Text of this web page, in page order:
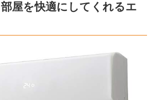
屋を快適にしてくれるエ